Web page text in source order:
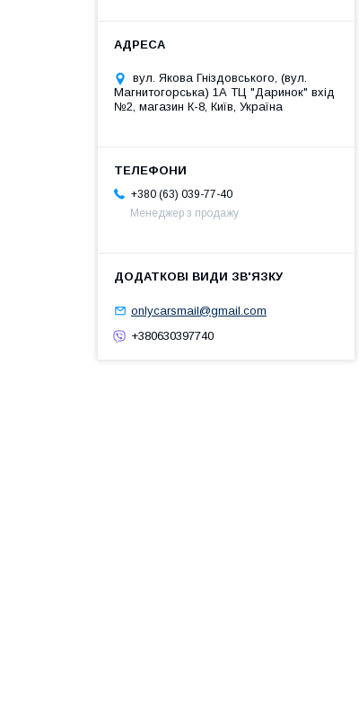
вул. Якова Гніздовського, (вул.
Магнитогорська) 1А ТЦ "Даринок" вхід
№2, магазин К-8, Київ, Україна
+380 (63) 039-77-40
Менеджер з продажу
onlycarsmail@gmail.com
+380630397740